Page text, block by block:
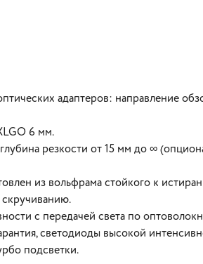
адаптеров: направление
6 мм.
резкости от 15 мм до ∞
из вольфрама стойкого к
с передачей света по
светодиоды высокой
подсветки.